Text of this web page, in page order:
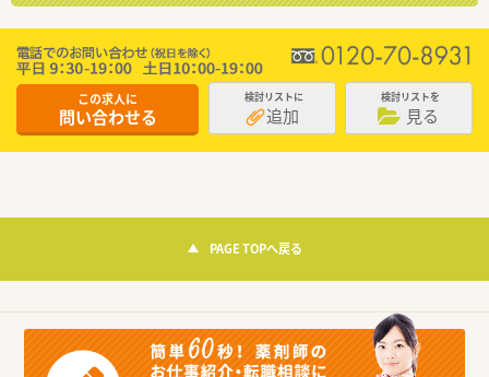
この求人に
問い合わせる
検討リストに
追加
検討リストを
見る
PAGE TOPへ戻る